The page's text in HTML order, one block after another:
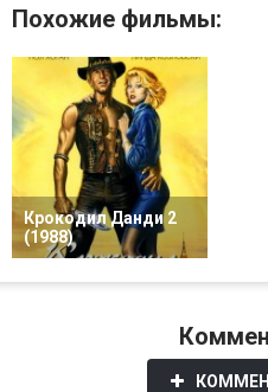
Похожие фильмы:
Крокодил Данди 2
(1988)